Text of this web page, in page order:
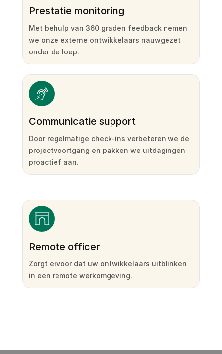
Prestatie monitoring
Met behulp van 360 graden feedback nemen
we onze externe ontwikkelaars nauwgezet
onder de loep.
Communicatie support
Door regelmatige check-ins verbeteren we de
projectvoortgang en pakken we uitdagingen
proactief aan.
Remote officer
Zorgt ervoor dat uw ontwikkelaars uitblinken
in een remote werkomgeving.